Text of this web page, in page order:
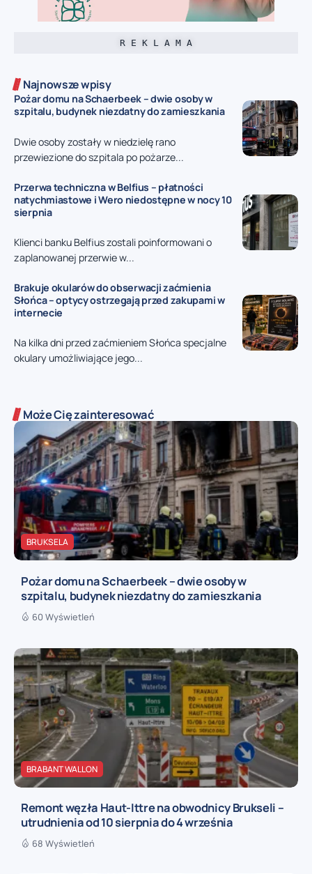
R E K L A M A
Najnowsze wpisy
Pożar domu na Schaerbeek – dwie osoby w
szpitalu, budynek niezdatny do zamieszkania
Dwie osoby zostały w niedzielę rano
przewiezione do szpitala po pożarze...
Przerwa techniczna w Belfius – płatności
natychmiastowe i Wero niedostępne w nocy 10
sierpnia
Klienci banku Belfius zostali poinformowani o
zaplanowanej przerwie w...
Brakuje okularów do obserwacji zaćmienia
Słońca – optycy ostrzegają przed zakupami w
internecie
Na kilka dni przed zaćmieniem Słońca specjalne
okulary umożliwiające jego...
Może Cię zainteresować
BRUKSELA
Pożar domu na Schaerbeek – dwie osoby w
szpitalu, budynek niezdatny do zamieszkania
60 Wyświetleń
BRABANT WALLON
Remont węzła Haut-Ittre na obwodnicy Brukseli –
utrudnienia od 10 sierpnia do 4 września
68 Wyświetleń